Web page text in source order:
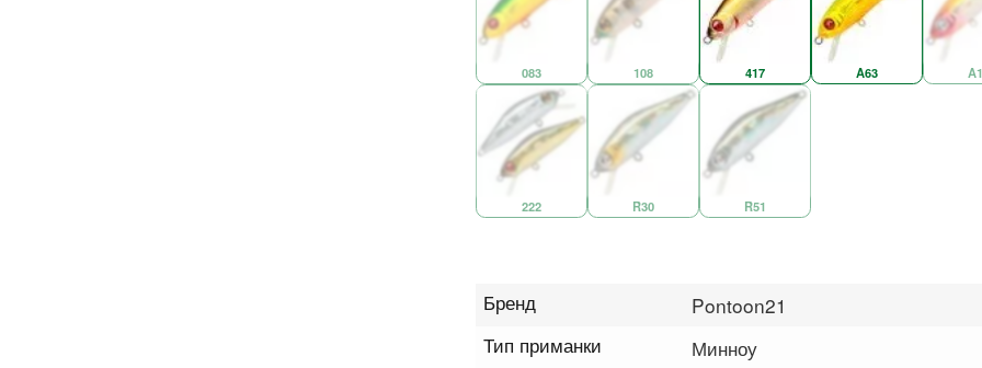
083 108 417 A63
222 R30 R51
Бренд
Pontoon21
Тип приманки
Минноу